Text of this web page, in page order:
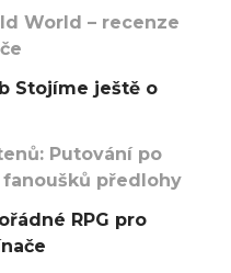
World – recenze
Stojíme ještě o
Putování po
předlohy
RPG pro